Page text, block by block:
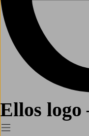
Ellos logo
Meny